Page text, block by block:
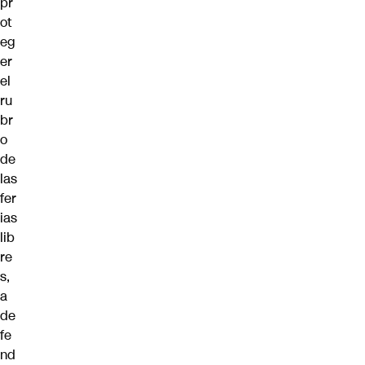
ot
eg
er
el
ru
br
o
de
las
fer
ias
lib
re
s,
a
de
fe
nd